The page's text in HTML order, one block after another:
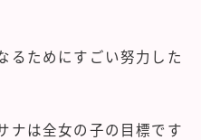
るためにすごい努力した
ナは全女の子の目標です